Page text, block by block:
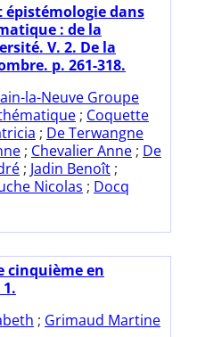
épistémologie dans
: de la
V. 2. De la
p. 261-318.
la-Neuve Groupe
; Coquette
; De Terwangne
; Chevalier Anne ; De
; Jadin Benoît ;
Nicolas ; Docq
cinquième en
; Grimaud Martine